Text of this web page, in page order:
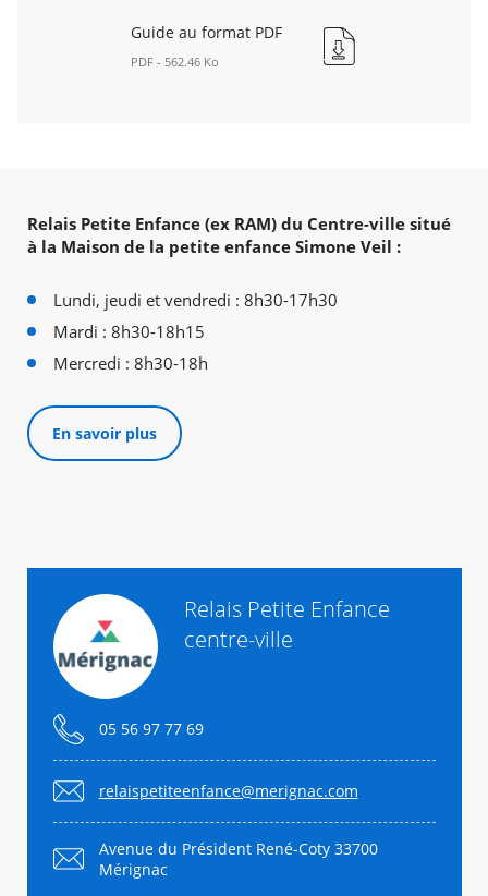
Guide au format PDF
PDF - 562.46 Ko
Relais Petite Enfance (ex RAM) du Centre-ville situé
à la Maison de la petite enfance Simone Veil :
Lundi, jeudi et vendredi : 8h30-17h30
Mardi : 8h30-18h15
Mercredi : 8h30-18h
En savoir plus
Relais Petite Enfance
centre-ville
05 56 97 77 69
relaispetiteenfance@merignac.com
Avenue du Président René-Coty 33700
Mérignac